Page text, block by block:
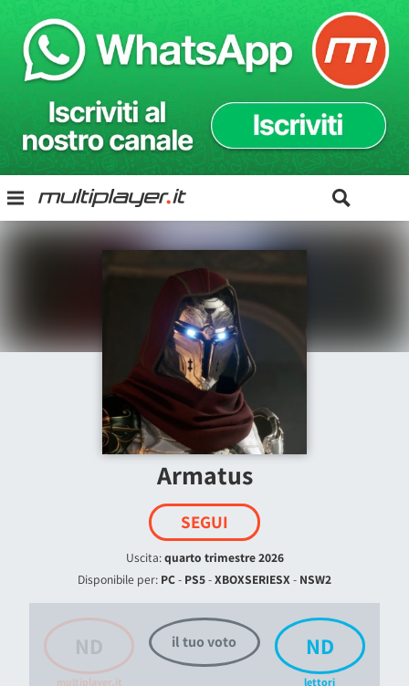
Armatus
SEGUI
Uscita:quarto trimestre 2026
Disponibile per: PC- PS5-XBOXSERIESX- NSW2
ND
multiplayer.it
il tuo voto ND
lettori